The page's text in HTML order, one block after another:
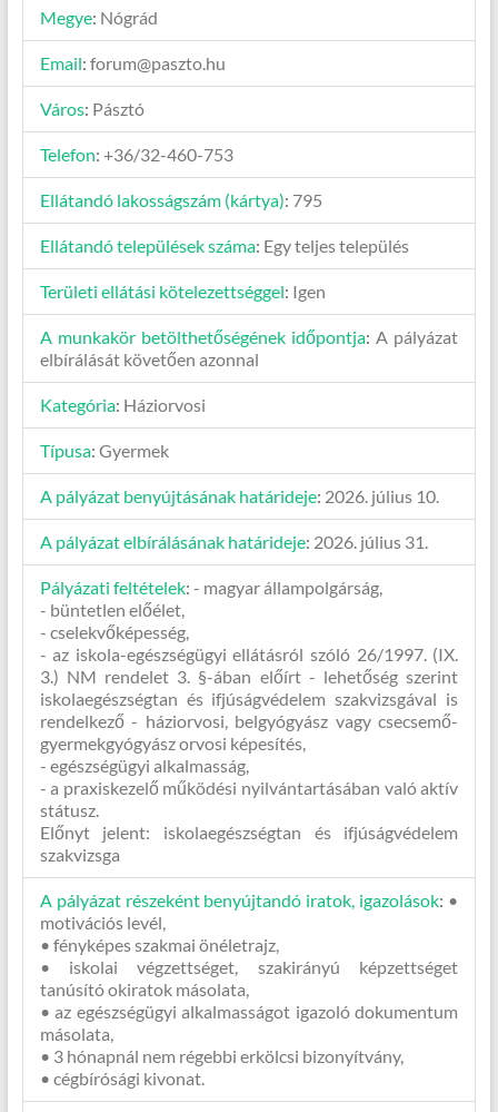
Megye: Nógrád
Email: forum@paszto.hu
Város: Pásztó
Telefon: +36/32-460-753
Ellátandó lakosságszám (kártya): 795
Ellátandó települések száma: Egy teljes település
Területi ellátási kötelezettséggel: Igen
A munkakör betölthetőségének időpontja:A pályázat
elbírálását követően azonnal
Kategória: Háziorvosi
Típusa: Gyermek
A pályázat benyújtásának határideje: 2026. július 10.
A pályázat elbírálásának határideje: 2026. július 31.
Pályázati feltételek: - magyar állampolgárság,
- büntetlen előélet,
- cselekvőképesség,
- az iskola-egészségügyi ellátásról szóló 26/1997. (IX.
3.) NM rendelet 3. §-ában előírt - lehetőség szerint
iskolaegészségtan és ifjúságvédelem szakvizsgával is
rendelkező - háziorvosi, belgyógyász vagy csecsemő-
gyermekgyógyász orvosi képesítés,
- egészségügyi alkalmasság,
- a praxiskezelő működési nyilvántartásában való aktív
státusz.
Előnyt jelent: iskolaegészségtan és ifjúságvédelem
szakvizsga
A pályázat részeként benyújtandó iratok, igazolások: •
motivációs levél,
• fényképes szakmai önéletrajz,
• iskolai végzettséget, szakirányú képzettséget
tanúsító okiratok másolata,
• az egészségügyi alkalmasságot igazoló dokumentum
másolata,
• 3 hónapnál nem régebbi erkölcsi bizonyítvány,
• cégbírósági kivonat.